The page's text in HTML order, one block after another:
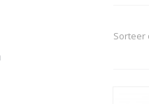
Sorteer